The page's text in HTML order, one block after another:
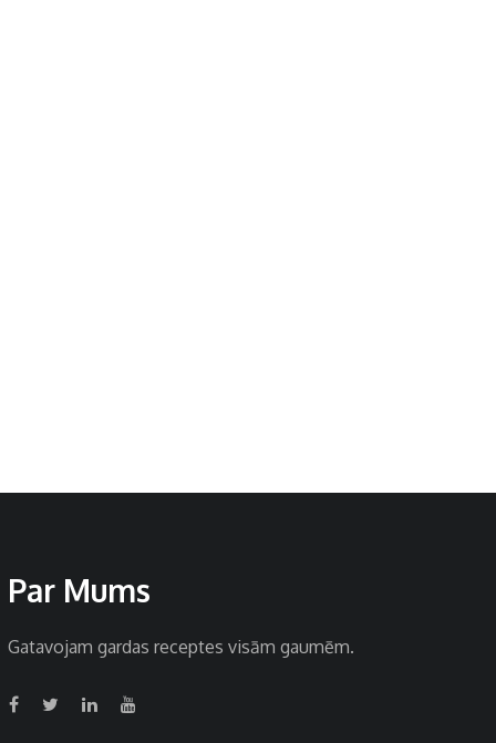
Par Mums
Gatavojam gardas receptes visām gaumēm.